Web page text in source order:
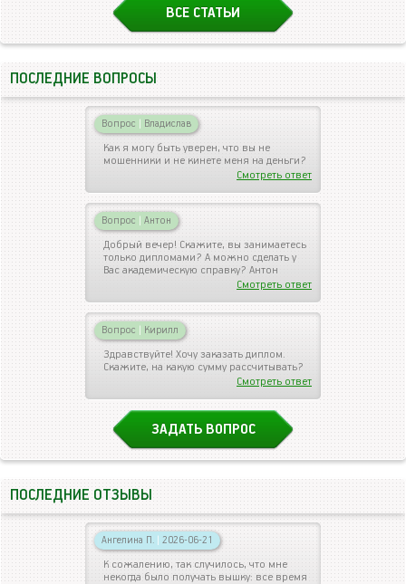
ВСЕ СТАТЬИ
ПОСЛЕДНИЕ ВОПРОСЫ
Вопрос | Владислав
Как я могу быть уверен, что вы не
мошенники и не кинете меня на деньги?
Смотреть ответ
Вопрос | Антон
Добрый вечер! Скажите, вы занимаетесь
только дипломами? А можно сделать у
Вас академическую справку? Антон
Смотреть ответ
Вопрос | Кирилл
Здравствуйте! Хочу заказать диплом.
Скажите, на какую сумму рассчитывать?
Смотреть ответ
ЗАДАТЬ ВОПРОС
ПОСЛЕДНИЕ ОТЗЫВЫ
Ангелина П. | 2026-06-21
К сожалению, так случилось, что мне
некогда было получать вышку: все время